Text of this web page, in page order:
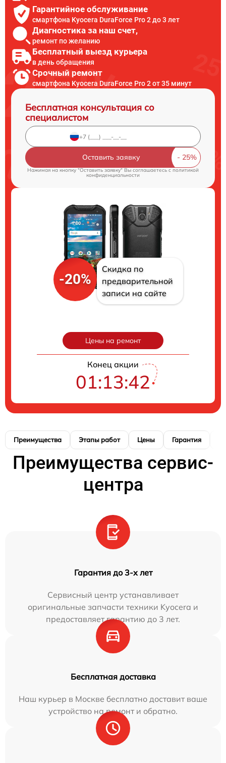
Гарантийное обслуживание
смартфона Kyocera DuraForce Pro 2 до 3 лет
Диагностика за наш счет,
ремонт по желанию
Бесплатный выезд курьера
в день обращения
Срочный ремонт
смартфона Kyocera DuraForce Pro 2 от 35 минут
Бесплатная консультация со
специалистом
Оставить заявку
Нажимая на кнопку "Оставить заявку" Вы соглашаетесь cполитикой
конфиденциальности
-20%
Скидка по
предварительной
записи на сайте
Цены на ремонт
Конец акции
01:13:41
Преимущества Этапы работ Цены Гарантия
Преимущества сервис-
центра
Гарантия до 3-х лет
Сервисный центр устанавливает
оригинальные запчасти техники Kyocera и
предоставляет гарантию до 3 лет.
Бесплатная доставка
Наш курьер в Москве бесплатно доставит ваше
устройство на ремонт и обратно.